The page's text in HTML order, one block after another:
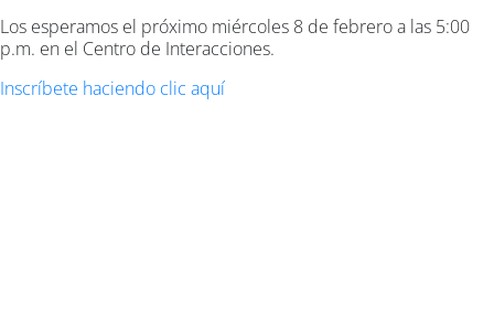
Los esperamos el próximo miércoles 8 de febrero a las 5:00
p.m. en el Centro de Interacciones.
Inscríbete haciendo clic aquí